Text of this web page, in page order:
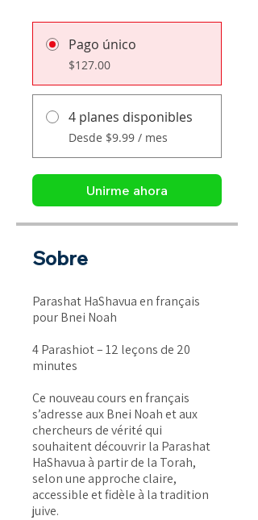
Pago único
$127.00
4 planes disponibles
Desde $9.99 / mes
Unirme ahora
Sobre
Parashat HaShavua en français
pour Bnei Noah
4 Parashiot – 12 leçons de 20
minutes
Ce nouveau cours en français
s’adresse aux Bnei Noah et aux
chercheurs de vérité qui
souhaitent découvrir la Parashat
HaShavua à partir de la Torah,
selon une approche claire,
accessible et fidèle à la tradition
juive.